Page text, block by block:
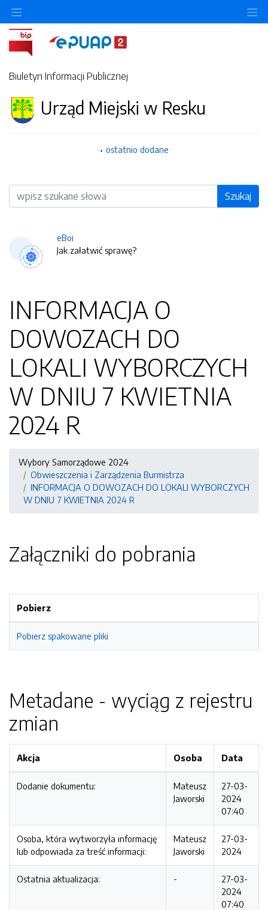
Biuletyn Informacji Publicznej
Urząd Miejski w Resku
ostatnio dodane
Wyszukiwarka Szukaj
eBoi
Jak załatwić sprawę?
INFORMACJA O
DOWOZACH DO
LOKALI WYBORCZYCH
W DNIU 7 KWIETNIA
2024 R
Wybory Samorządowe 2024
Obwieszczenia i Zarządzenia Burmistrza
INFORMACJA O DOWOZACH DO LOKALI WYBORCZYCH
W DNIU 7 KWIETNIA 2024 R
Załączniki do pobrania
Pobierz
Pobierz spakowane pliki
Metadane - wyciąg z rejestru
zmian
Akcja Osoba Data
Dodanie dokumentu:
Mateusz
Jaworski
27-03-
2024
07:40
Osoba, która wytworzyła informację
lub odpowiada za treść informacji:
Mateusz
Jaworski
27-03-
2024
Ostatnia aktualizacja: -
27-03-
2024
07:40